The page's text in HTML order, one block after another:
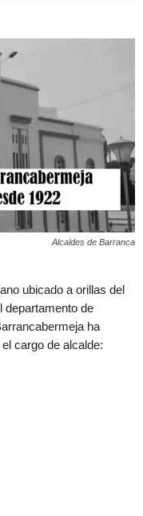
Alcaldes de Barranca
ubicado a orillas del
departamento de
ha
cargo de alcalde: